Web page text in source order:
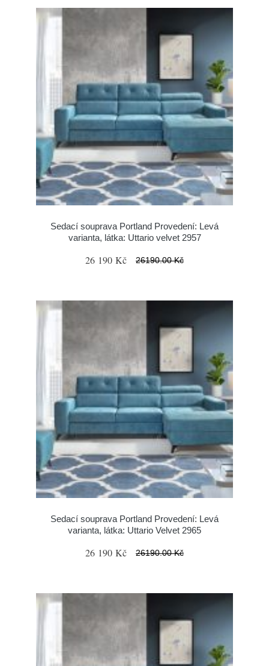
Sedací souprava Portland Provedení: Levá
varianta, látka: Uttario velvet 2957
26 190 Kč 26190.00 Kč
Sedací souprava Portland Provedení: Levá
varianta, látka: Uttario Velvet 2965
26 190 Kč 26190.00 Kč